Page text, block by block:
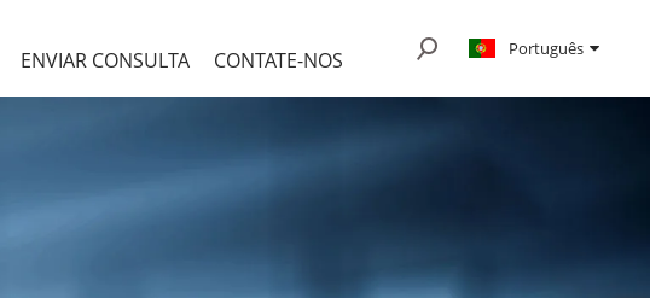
ENVIAR CONSULTA CONTATE-NOS Português